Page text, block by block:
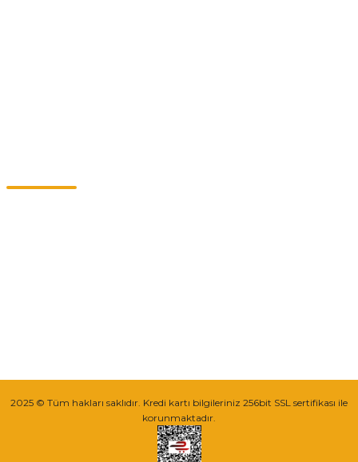
2025 © Tüm hakları saklıdır. Kredi kartı bilgileriniz 256bit SSL sertifikası ile
korunmaktadır.